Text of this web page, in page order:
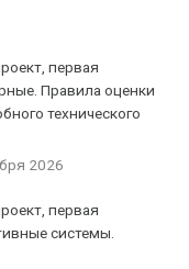
первая
Правила оценки
технического
2026
первая
системы.